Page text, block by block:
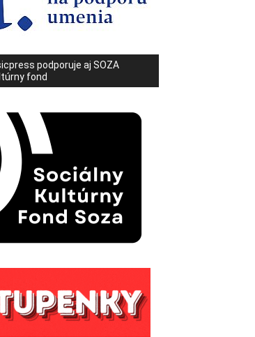
podporuje aj SOZA
fond